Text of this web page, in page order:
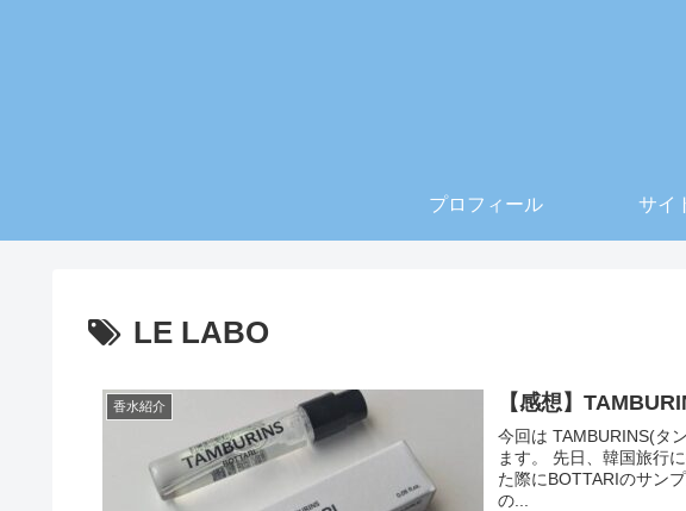
プロフィール サイ
LE LABO
香水紹介 【感想】
今回は TAMBURINS(タ
ます。 先日、韓国旅行に行ってきまして、TAMBURINSで買い物をし
た際にBOTTARIのサンプルをいた
の...